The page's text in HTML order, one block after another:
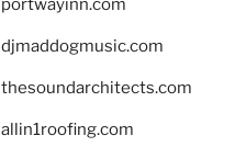
portwayinn.com
djmaddogmusic.com
thesoundarchitects.com
allin1roofing.com